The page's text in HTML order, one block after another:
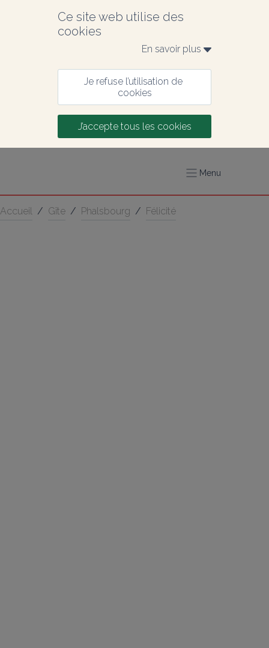
Ce site web utilise des
cookies
En savoir plus
Je refuse l’utilisation de
cookies
J’accepte tous les cookies
Menu
Accueil / Gîte / Phalsbourg / Félicité